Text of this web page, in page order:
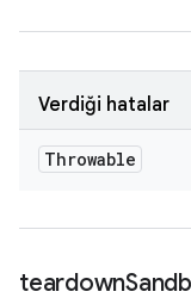
Verdiği hatalar
Throwable
teardown